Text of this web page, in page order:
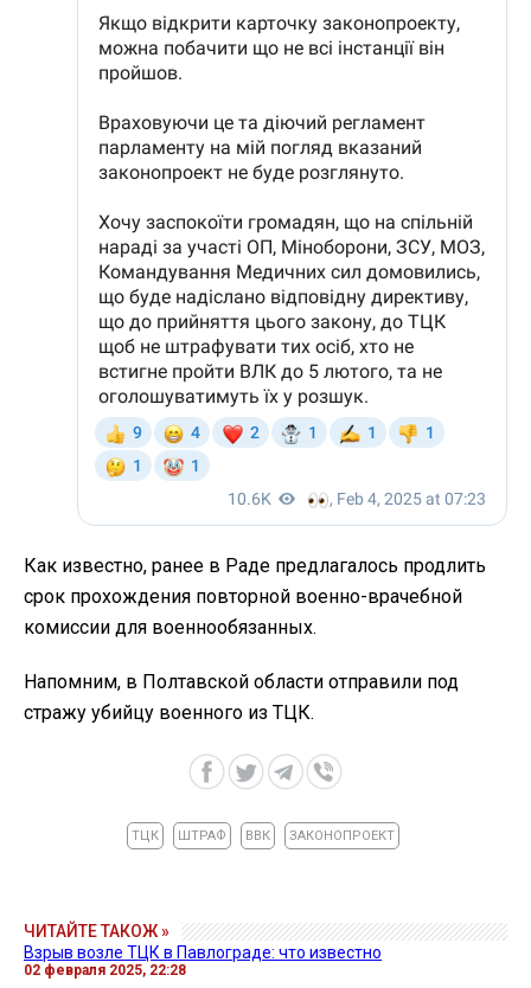
Как известно, ранее в Раде предлагалось продлить
срок прохождения повторной военно-врачебной
комиссии для военнообязанных.
Напомним, в Полтавской области отправили под
стражу убийцу военного из ТЦК.
ТЦК ШТРАФ ВВК ЗАКОНОПРОЕКТ
ЧИТАЙТЕ ТАКОЖ »
Взрыв возле ТЦК в Павлограде: что известно
02 февраля 2025, 22:28